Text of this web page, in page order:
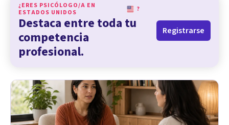
¿ERES PSICÓLOGO/A EN
ESTADOS UNIDOS
?
Destaca entre toda tu
competencia
profesional.
Registrarse